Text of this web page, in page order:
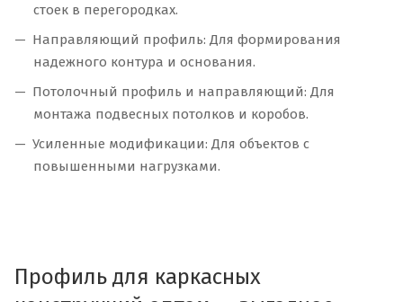
стоек в перегородках.
Направляющий профиль: Для формирования
надежного контура и основания.
Потолочный профиль и направляющий: Для
монтажа подвесных потолков и коробов.
Усиленные модификации: Для объектов с
повышенными нагрузками.
Профиль для каркасных